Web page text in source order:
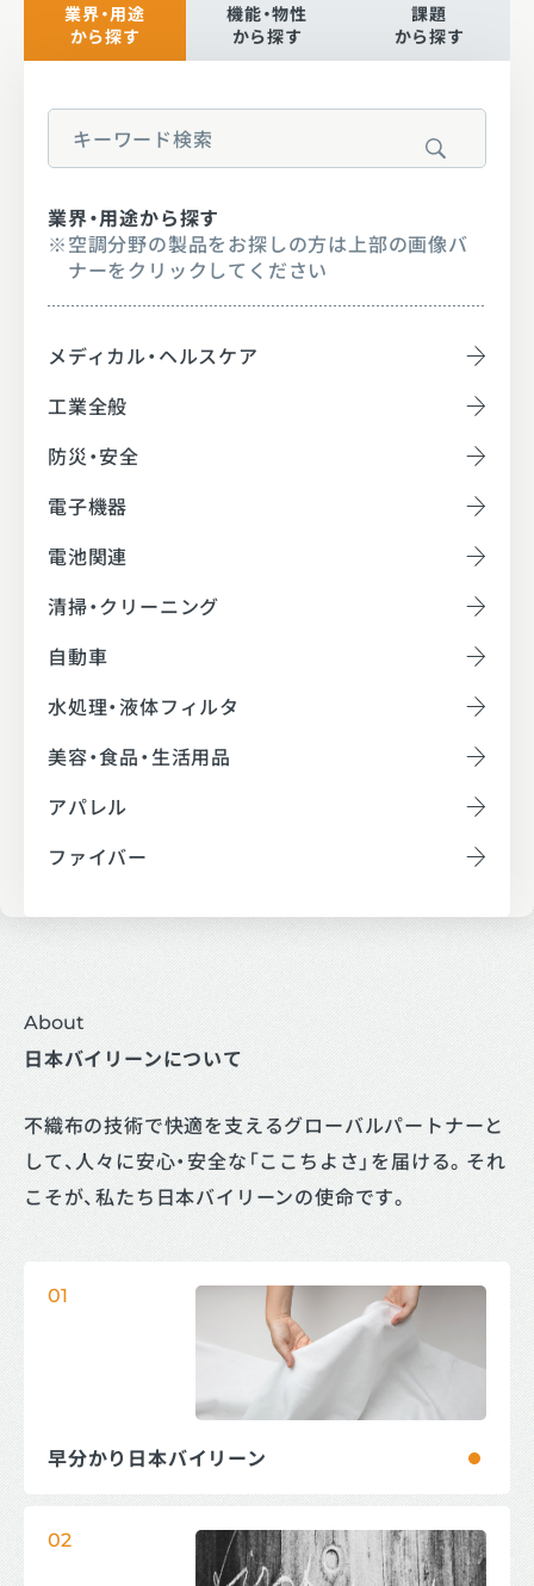
業界・用途
から探す
機能・物性
から探す
課題
から探す
業界・用途から探す
※空調分野の製品をお探しの方は上部の画像バ
ナーをクリックしてください
メディカル・ヘルスケア
工業全般
防災・安全
電子機器
電池関連
清掃・クリーニング
自動車
水処理・液体フィルタ
美容・食品・生活用品
アパレル
ファイバー
About
日本バイリーンについて
不織布の技術で快適を支えるグローバルパートナーと
して、人々に安心・安全な「ここちよさ」を届ける。それ
こそが、私たち日本バイリーンの使命です。
01
早分かり日本バイリーン
02